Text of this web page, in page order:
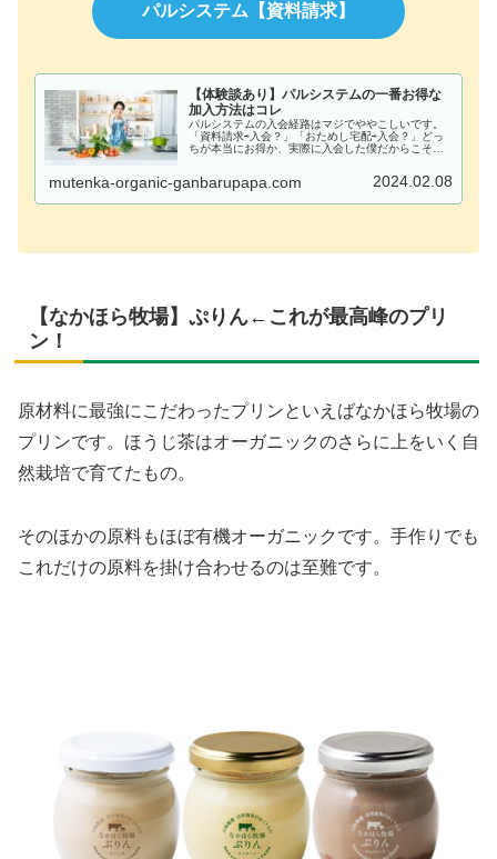
パルシステム【資料請求】
【体験談あり】パルシステムの一番お得な
加入方法はコレ
パルシステムの入会経路はマジでややこしいです。
「資料請求⇨入会？」「おためし宅配⇨入会？」どっ
ちが本当にお得か、実際に入会した僕だからこそわ
を利用してみた体験談を元に、各プランと入会特典
の詳細と...
mutenka-organic-ganbarupapa.com 2024.02.08
【なかほら牧場】ぷりん←これが最高峰のプリ
ン！
原材料に最強にこだわったプリンといえばなかほら牧場の
プリンです。ほうじ茶はオーガニックのさらに上をいく自
然栽培で育てたもの。
そのほかの原料もほぼ有機オーガニックです。手作りでも
これだけの原料を掛け合わせるのは至難です。